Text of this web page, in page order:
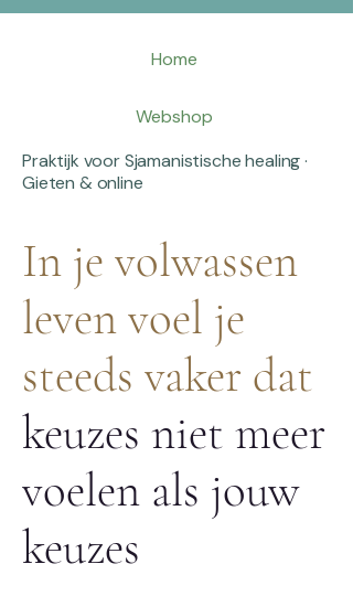
Home
Webshop
Praktijk voor Sjamanistische healing ·
Gieten & online
In je volwassen
leven voel je
steeds vaker dat
keuzes niet meer
voelen als jouw
keuzes